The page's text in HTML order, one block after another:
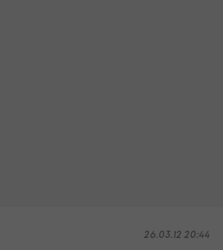
26.03.12 20:44